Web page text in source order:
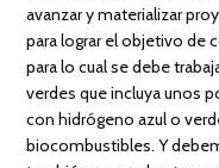
avanzar y materializar
para lograr el objetivo de
para lo cual se debe
verdes que incluya unos
con hidrógeno azul o
biocombustibles. Y